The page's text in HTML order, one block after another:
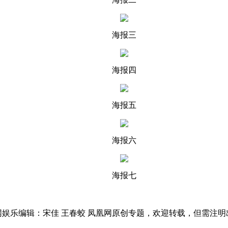
海报三
海报四
海报五
海报六
海报七
娱乐编辑：宋佳 王春蛟 凤凰网原创专题，欢迎转载，但需注明